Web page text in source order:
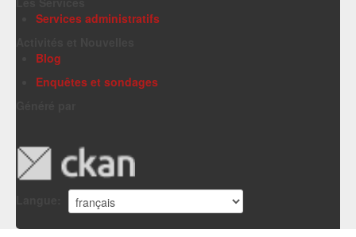
Services administratifs
Blog
Enquêtes et sondages